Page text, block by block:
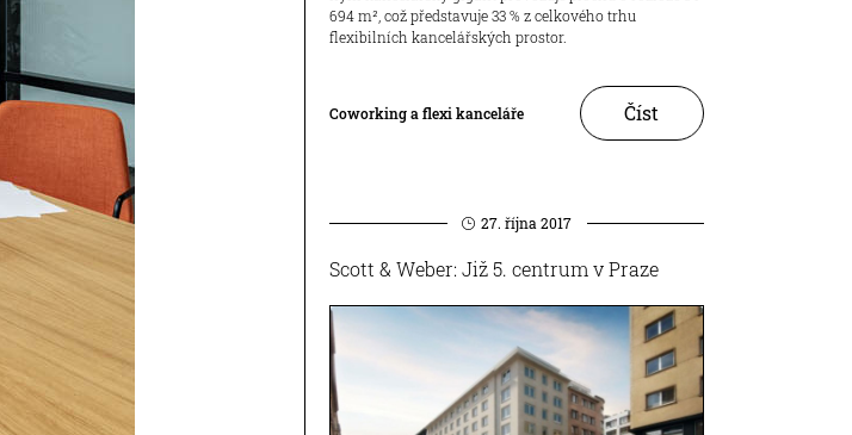
694 m², což představuje 33 % z celkového trhu
flexibilních kancelářských prostor.
Coworking a flexi kanceláře Číst
27. října 2017
Scott & Weber: Již 5. centrum v Praze